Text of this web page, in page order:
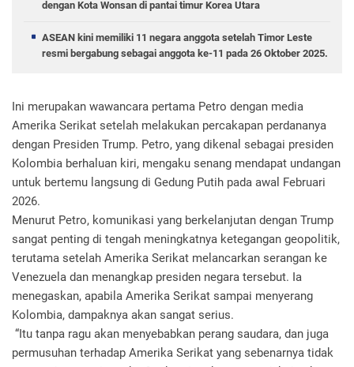
dengan Kota Wonsan di pantai timur Korea Utara
ASEAN kini memiliki 11 negara anggota setelah Timor Leste
resmi bergabung sebagai anggota ke-11 pada 26 Oktober 2025.
Ini merupakan wawancara pertama Petro dengan media
Amerika Serikat setelah melakukan percakapan perdananya
dengan Presiden Trump. Petro, yang dikenal sebagai presiden
Kolombia berhaluan kiri, mengaku senang mendapat undangan
untuk bertemu langsung di Gedung Putih pada awal Februari
2026.
Menurut Petro, komunikasi yang berkelanjutan dengan Trump
sangat penting di tengah meningkatnya ketegangan geopolitik,
terutama setelah Amerika Serikat melancarkan serangan ke
Venezuela dan menangkap presiden negara tersebut. Ia
menegaskan, apabila Amerika Serikat sampai menyerang
Kolombia, dampaknya akan sangat serius.
“Itu tanpa ragu akan menyebabkan perang saudara, dan juga
permusuhan terhadap Amerika Serikat yang sebenarnya tidak